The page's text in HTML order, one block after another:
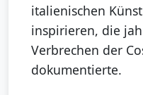
italienischen
inspirieren, die
Verbrechen der
dokumentierte.